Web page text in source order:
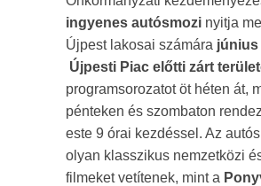
ingyenes autósmozi nyitja
Újpest lakosai számára június
Újpesti Piac előtti zárt
programsorozatot öt héten át,
pénteken és szombaton
este 9 órai kezdéssel. Az
olyan klasszikus nemzetközi
filmeket vetítenek, mint a